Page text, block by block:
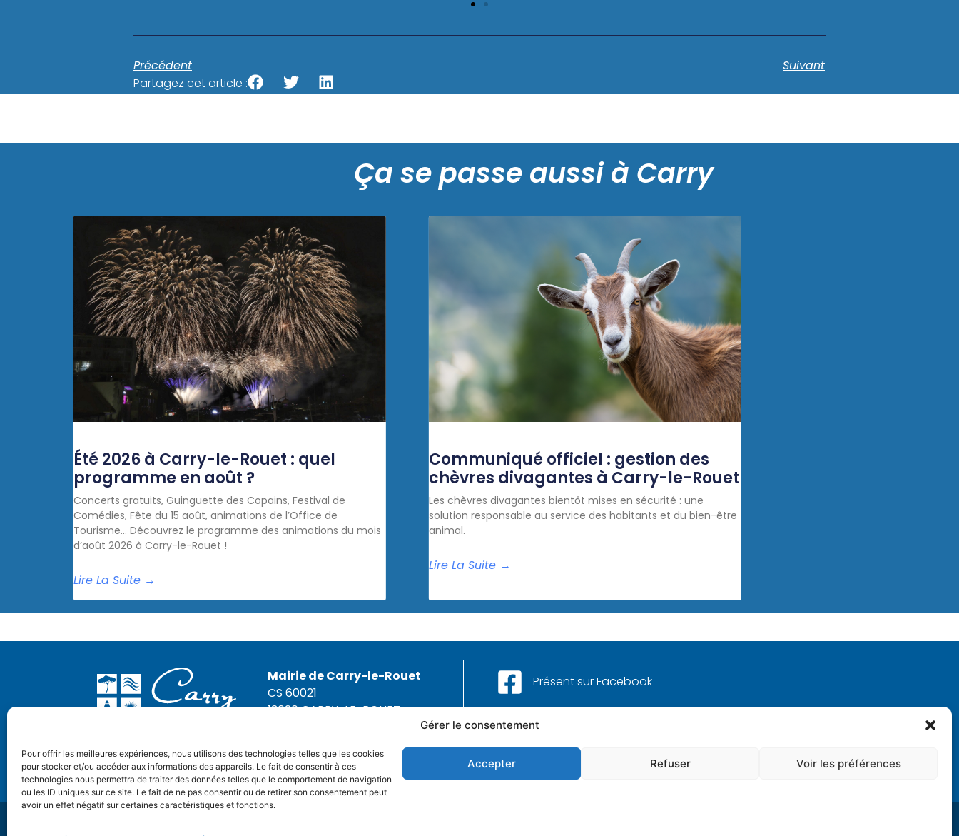
Gérer le consentement
Pour offrir les meilleures expériences, nous utilisons des technologies telles que les cookies
pour stocker et/ou accéder aux informations des appareils. Le fait de consentir à ces
technologies nous permettra de traiter des données telles que le comportement de navigation
ou les ID uniques sur ce site. Le fait de ne pas consentir ou de retirer son consentement peut
avoir un effet négatif sur certaines caractéristiques et fonctions.
Accepter Refuser Voir les préférences
Précédent
Suivant
Partagez cet article :
Ça se passe aussi à Carry
Été 2026 à Carry-le-Rouet : quel
programme en août ?
Concerts gratuits, Guinguette des Copains, Festival de
Comédies, Fête du 15 août, animations de l’Office de
Tourisme… Découvrez le programme des animations du mois
d’août 2026 à Carry-le-Rouet !
Lire La Suite →
Communiqué officiel : gestion des
chèvres divagantes à Carry-le-Rouet
Les chèvres divagantes bientôt mises en sécurité : une
solution responsable au service des habitants et du bien-être
animal.
Lire La Suite →
Mairie de Carry-le-Rouet
CS 60021
13620 CARRY-LE-ROUET
NOUS CONTACTER
Présent sur Facebook
Aussi sur Instagram !